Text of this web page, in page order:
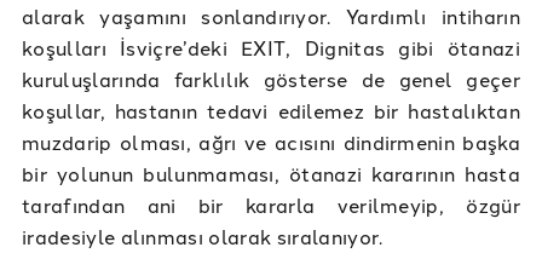
alarak yaşamını sonlandırıyor. Yardımlı intiharın
koşulları İsviçre’deki EXIT, Dignitas gibi ötanazi
kuruluşlarında farklılık gösterse de genel geçer
koşullar, hastanın tedavi edilemez bir hastalıktan
muzdarip olması, ağrı ve acısını dindirmenin başka
bir yolunun bulunmaması, ötanazi kararının hasta
tarafından ani bir kararla verilmeyip, özgür
iradesiyle alınması olarak sıralanıyor.